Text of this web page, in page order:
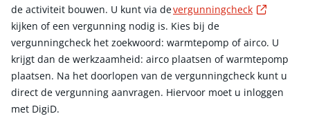
de activiteit bouwen. U kunt via devergunningcheck
kijken of een vergunning nodig is. Kies bij de
vergunningcheck het zoekwoord: warmtepomp of airco. U
krijgt dan de werkzaamheid: airco plaatsen of warmtepomp
plaatsen. Na het doorlopen van de vergunningcheck kunt u
direct de vergunning aanvragen. Hiervoor moet u inloggen
met DigiD.